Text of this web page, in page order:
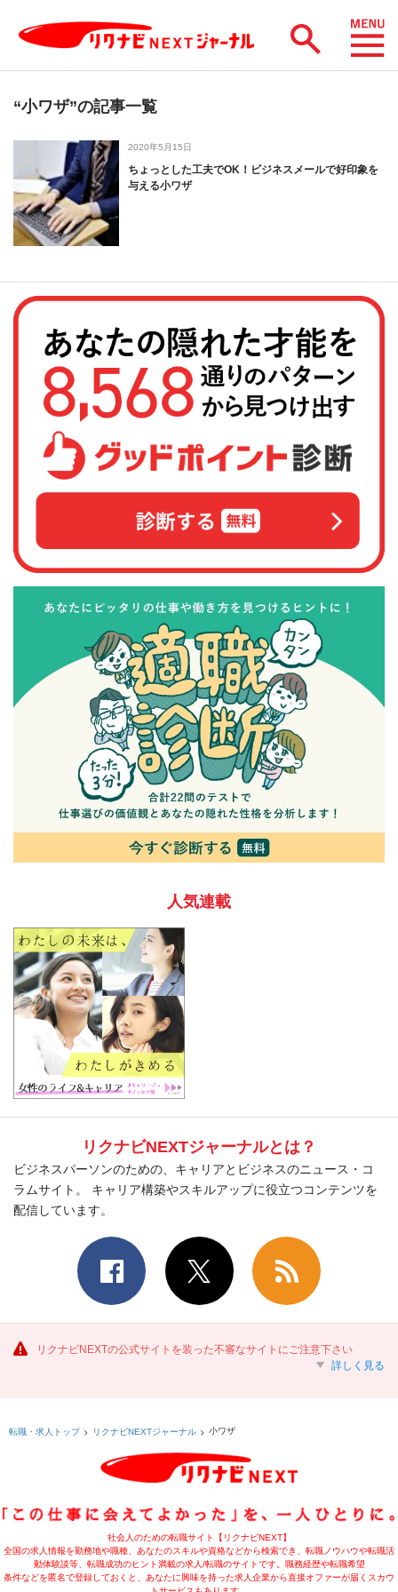
“小ワザ”の記事一覧
2020年5月15日
ちょっとした工夫でOK！ビジネスメールで好印象を
与える小ワザ
人気連載
リクナビNEXTジャーナルとは？
ビジネスパーソンのための、キャリアとビジネスのニュース・コ
ラムサイト。 キャリア構築やスキルアップに役立つコンテンツを
配信しています。
リクナビNEXTの公式サイトを装った不審なサイトにご注意下さい
詳しく見る
転職・求人トップ リクナビNEXTジャーナル 小ワザ
社会人のための転職サイト【リクナビNEXT】
全国の求人情報を勤務地や職種、あなたのスキルや資格などから検索でき、転職ノウハウや転職活
動体験談等、転職成功のヒント満載の求人/転職のサイトです。職務経歴や転職希望
条件などを匿名で登録しておくと、あなたに興味を持った求人企業から直接オファーが届くスカウ